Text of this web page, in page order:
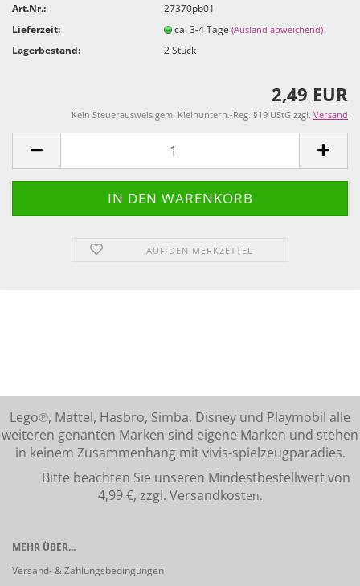
Art.Nr.:
27370pb01
Lieferzeit:
ca. 3-4 Tage(Ausland abweichend)
Lagerbestand: 2Stück
2,49 EUR
Kein Steuerausweis gem. Kleinuntern.-Reg. §19 UStG zzgl. Versand
AUF DEN MERKZETTEL
Lego℗, Mattel, Hasbro, Simba, Disney und Playmobil alle
weiteren genanten Marken sind eigene Marken und stehen
in keinem Zusammenhang mit vivis-spielzeugparadies.
Bitte beachten Sie unseren Mindestbestellwert von
4,99 €, zzgl. Versandkosten.
MEHR ÜBER...
Versand- & Zahlungsbedingungen